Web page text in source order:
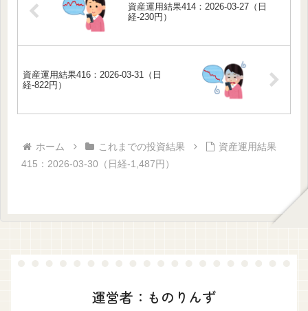
資産運用結果414：2026-03-27（日
経-230円）
資産運用結果416：2026-03-31（日
経-822円）
ホーム これまでの投資結果
資産運用結果
415：2026-03-30（日経-1,487円）
運営者：ものりんず